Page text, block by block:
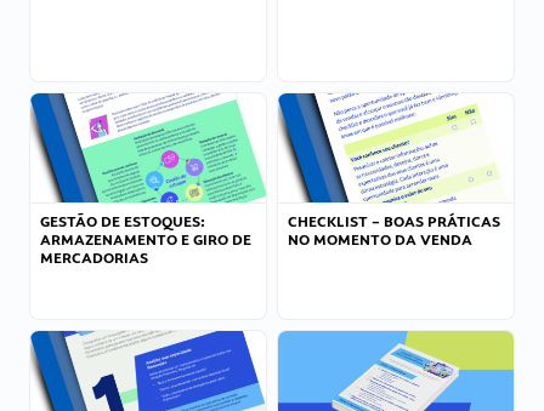
GESTÃO DE ESTOQUES:
ARMAZENAMENTO E GIRO DE
MERCADORIAS
CHECKLIST – BOAS PRÁTICAS
NO MOMENTO DA VENDA